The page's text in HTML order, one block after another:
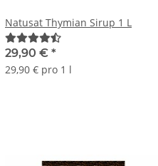
Natusat Thymian Sirup 1 L
29,90 € *
29,90 € pro 1 l